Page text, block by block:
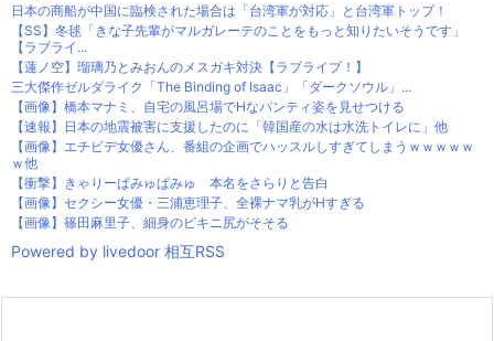
日本の商船が中国に臨検された場合は「台湾軍が対応」と台湾軍トップ！
【SS】冬毬「きな子先輩がマルガレーテのことをもっと知りたいそうです」
【ラブライ...
【蓮ノ空】瑠璃乃とみおんのメスガキ対決【ラブライブ！】
三大傑作ゼルダライク「The Binding of Isaac」「ダークソウル」...
【画像】橋本マナミ、自宅の風呂場でHなパンティ姿を見せつける
【速報】日本の地震被害に支援したのに「韓国産の水は水洗トイレに」他
【画像】エチビデ女優さん、番組の企画でハッスルしすぎてしまうｗｗｗｗｗ
ｗ他
【衝撃】きゃりーぱみゅぱみゅ 本名をさらりと告白
【画像】セクシー女優・三浦恵理子、全裸ナマ乳がHすぎる
【画像】篠田麻里子、細身のビキニ尻がそそる
Powered by livedoor 相互RSS